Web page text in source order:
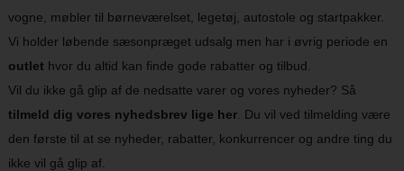
vogne, møbler til børneværelset, legetøj, autostole og startpakker.
Vi holder løbende sæsonpræget udsalg men har i øvrig periode en
outlet hvor du altid kan finde gode rabatter og tilbud.
Vil du ikke gå glip af de nedsatte varer og vores nyheder? Så
tilmeld dig vores nyhedsbrev lige her. Du vil ved tilmelding være
den første til at se nyheder, rabatter, konkurrencer og andre ting du
ikke vil gå glip af.